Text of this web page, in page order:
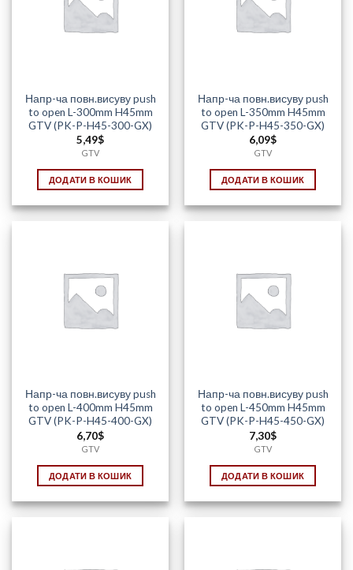
Напр-ча повн.висуву push
to open L-300mm H45mm
GTV (PK-P-H45-300-GX)
5,49$
GTV
ДОДАТИ В КОШИК
Напр-ча повн.висуву push
to open L-350mm H45mm
GTV (PK-P-H45-350-GX)
6,09$
GTV
ДОДАТИ В КОШИК
Напр-ча повн.висуву push
to open L-400mm H45mm
GTV (PK-P-H45-400-GX)
6,70$
GTV
ДОДАТИ В КОШИК
Напр-ча повн.висуву push
to open L-450mm H45mm
GTV (PK-P-H45-450-GX)
7,30$
GTV
ДОДАТИ В КОШИК